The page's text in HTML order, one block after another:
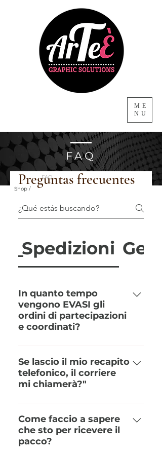
ME
NU
FAQ
Preguntas frecuentes
Spedizioni
In quanto tempo
vengono EVASI gli
ordini di partecipazioni
e coordinati?
dell’ordine avverrà entro 20/30
giorni lavorativi che saranno
calcolati dal momento in cui
registrato. Se hai fretta di
ricevere l’ordine hai a
disposizione il servizio Last
Se lascio il mio recapito
telefonico, il corriere
mi chiamerà?"
riguardanti la spedizione, è
bene lasciare un numero
telefonico (meglio se un
Come faccio a sapere
che sto per ricevere il
pacco?
Shop /
FAQ